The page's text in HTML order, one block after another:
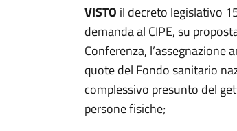
VISTO il decreto legislativo
demanda al CIPE, su
Conferenza, l’assegnazione
quote del Fondo sanitario
complessivo presunto del
persone fisiche;